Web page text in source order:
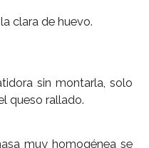
clara de huevo.
sin montarla, solo
queso rallado.
muy homogénea se